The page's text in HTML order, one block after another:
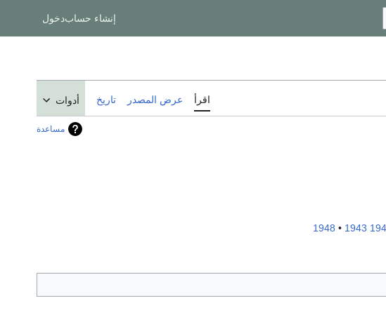
إنشاء حسابدخول
اقرأ عرض المصدر تاريخ أدوات
مساعدة
1943
•
1948